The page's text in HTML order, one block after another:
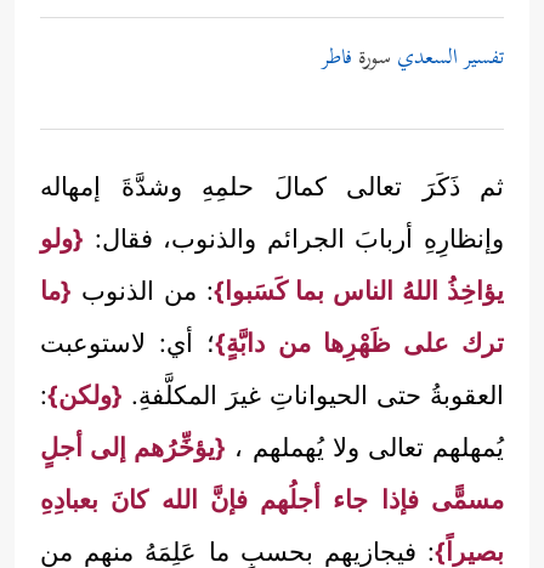
تفسير السعدي سورة فاطر
ثم ذَكَرَ تعالى كمالَ حلمِهِ وشدَّةَ إمهاله
وإنظارِهِ أربابَ الجرائم والذنوب، فقال: {ولو
يؤاخِذُ اللهُ الناس بما كَسَبوا}: من الذنوب {ما
ترك على ظَهْرِها من دابَّةٍ}؛ أي: لاستوعبت
العقوبةُ حتى الحيواناتِ غيرَ المكلَّفةِ. {ولكن}:
يُمهلهم تعالى ولا يُهملهم ، {يؤخِّرُهم إلى أجلٍ
مسمًّى فإذا جاء أجلُهم فإنَّ الله كانَ بعبادِهِ
بصيراً}: فيجازيهم بحسبِ ما عَلِمَهُ منهم من